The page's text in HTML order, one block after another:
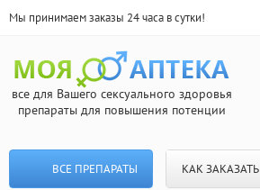
Мы принимаем заказы 24 часа в сутки!
все для Вашего сексуального здоровья
препараты для повышения потенции
ВСЕ ПРЕПАРАТЫ КАК ЗАКАЗАТЬ